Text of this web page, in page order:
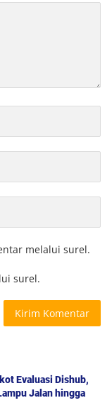
melalui surel.
surel.
Evaluasi Dishub,
Jalan hingga